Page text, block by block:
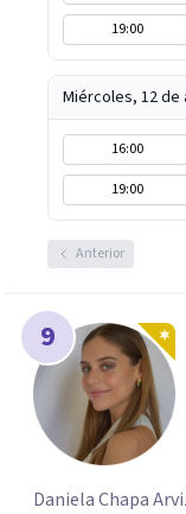
19:00
Miércoles, 12 de
16:00
19:00
Anterior
9
Daniela Chapa